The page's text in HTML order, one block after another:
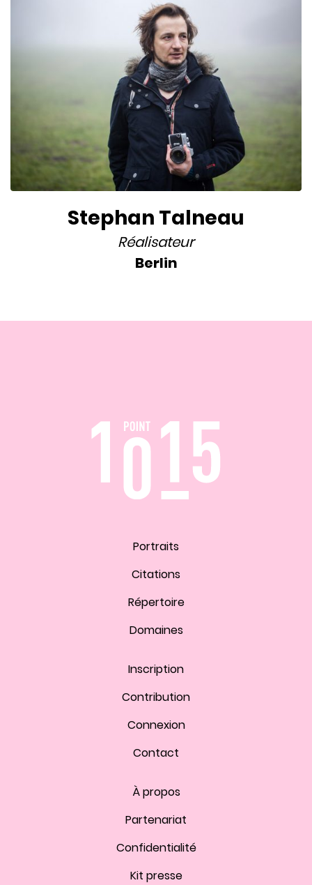
Stephan Talneau
Réalisateur
Berlin
Portraits
Citations
Répertoire
Domaines
Inscription
Contribution
Connexion
Contact
À propos
Partenariat
Confidentialité
Kit presse